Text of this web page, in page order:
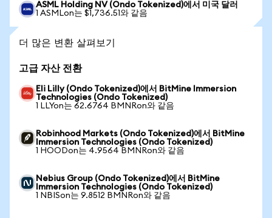
ASML Holding NV (Ondo Tokenized)에서 미국 달러
1 ASMLon는 $1,736.51와 같음
더 많은 변환 살펴보기
고급 자산 전환
Eli Lilly (Ondo Tokenized)에서 BitMine Immersion
Technologies (Ondo Tokenized)
1 LLYon는 62.6764 BMNRon와 같음
Robinhood Markets (Ondo Tokenized)에서 BitMine
Immersion Technologies (Ondo Tokenized)
1 HOODon는 4.9564 BMNRon와 같음
Nebius Group (Ondo Tokenized)에서 BitMine
Immersion Technologies (Ondo Tokenized)
1 NBISon는 9.8512 BMNRon와 같음